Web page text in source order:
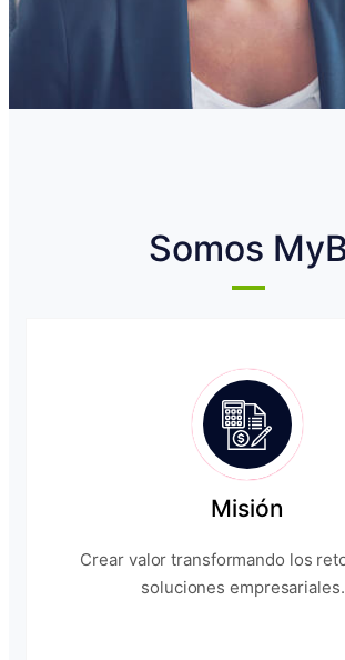
Somos
Misión
Crear valor transformando los
soluciones